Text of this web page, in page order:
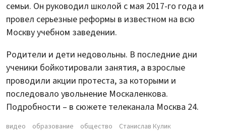
семьи. Он руководил школой с мая 2017-го года и
провел серьезные реформы в известном на всю
Москву учебном заведении.
Родители и дети недовольны. В последние дни
ученики бойкотировали занятия, а взрослые
проводили акции протеста, за которыми и
последовало увольнение Москаленкова.
Подробности – в сюжете телеканала Москва 24.
видео образование общество
Станислав Кулик